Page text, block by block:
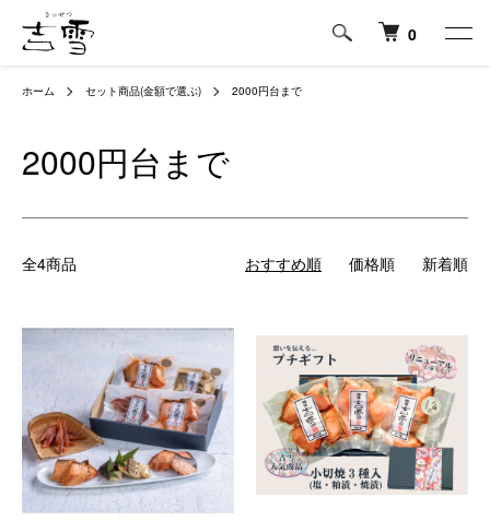
0
ホーム セット商品(金額で選ぶ) 2000円台まで
2000円台まで
全4商品 おすすめ順 価格順 新着順